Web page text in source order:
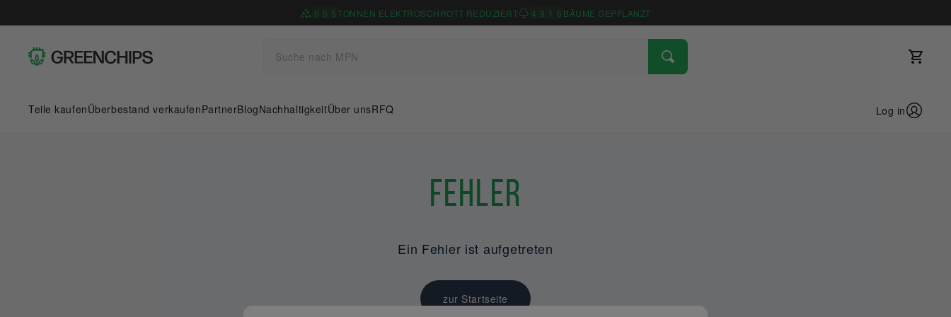
0 5 5 TONNEN ELEKTROSCHROTT REDUZIERT 4 9 1 6 BÄUME GEPFLANZT
Teile kaufenÜberbestand verkaufenPartnerBlogNachhaltigkeitÜber unsRFQ Log in
Fehler
Ein Fehler ist aufgetreten
zur Startseite